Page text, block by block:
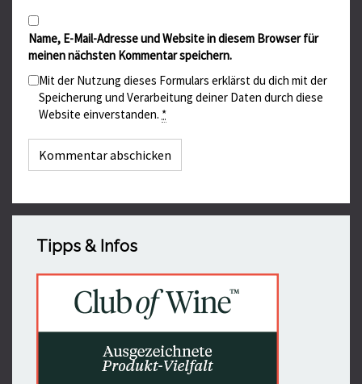
Name, E-Mail-Adresse und Website in diesem Browser für
meinen nächsten Kommentar speichern.
Mit der Nutzung dieses Formulars erklärst du dich mit der
Speicherung und Verarbeitung deiner Daten durch diese
Website einverstanden. *
Tipps & Infos